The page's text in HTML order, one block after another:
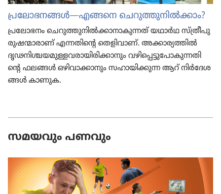
പ്രലോഭനങ്ങൾ—എങ്ങനെ ചെറുത്തുനിൽക്കാം?
പ്രലോഭനം ചെറുത്തുനിൽക്കാനാകുന്നത്‌ യഥാർഥ സ്‌ത്രീപു
രുഷന്മാരാണ്‌ എന്നതിന്‍റെ തെളിവാണ്‌. അക്കാര്യത്തിൽ
ദൃഢനിശ്ചയമുള്ളവരായിരിക്കാനും വഴിപ്പെട്ടുപോകുന്നതി
ന്‍റെ ഫലങ്ങൾ ഒഴിവാക്കാനും സഹായിക്കുന്ന ആറ്‌ നിർദേശ
ങ്ങൾ കാണുക.
സമയവും പണവും